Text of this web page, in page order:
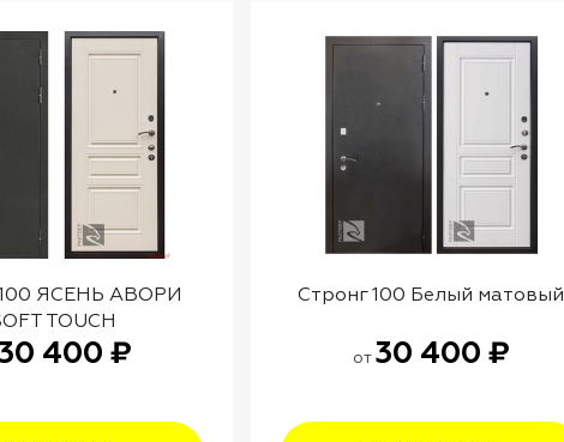
ЯСЕНЬ АВОРИ
TOUCH
400 ₽
Стронг 100 Белый матовый
от 30 400 ₽